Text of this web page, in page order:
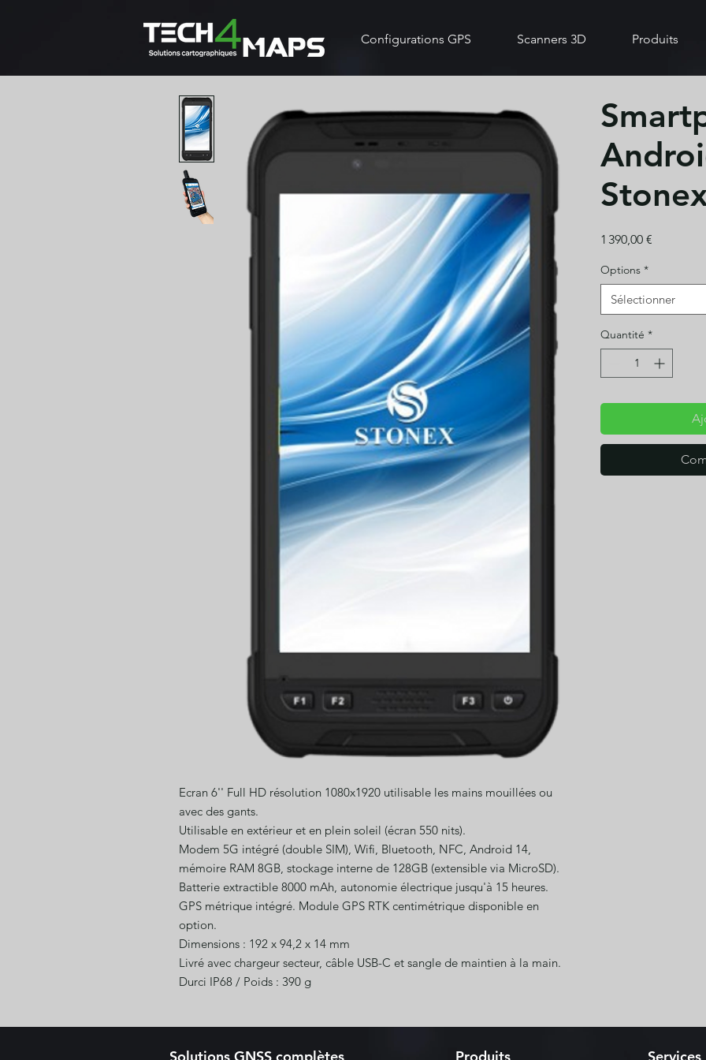
Configurations GPS Scanners 3D Produits
Ecran 6'' Full HD résolution 1080x1920 utilisable les mains mouillées ou
avec des gants.
Utilisable en extérieur et en plein soleil (écran 550 nits).
Modem 5G intégré (double SIM), Wifi, Bluetooth, NFC, Android 14,
mémoire RAM 8GB, stockage interne de 128GB (extensible via MicroSD).
Batterie extractible 8000 mAh, autonomie électrique jusqu'à 15 heures.
GPS métrique intégré. Module GPS RTK centimétrique disponible en
option.
Dimensions : 192 x 94,2 x 14 mm
Livré avec chargeur secteur, câble USB-C et sangle de maintien à la main.
Durci IP68 / Poids : 390 g
1 390,00 €
Options *
Sélectionner
Quantité *